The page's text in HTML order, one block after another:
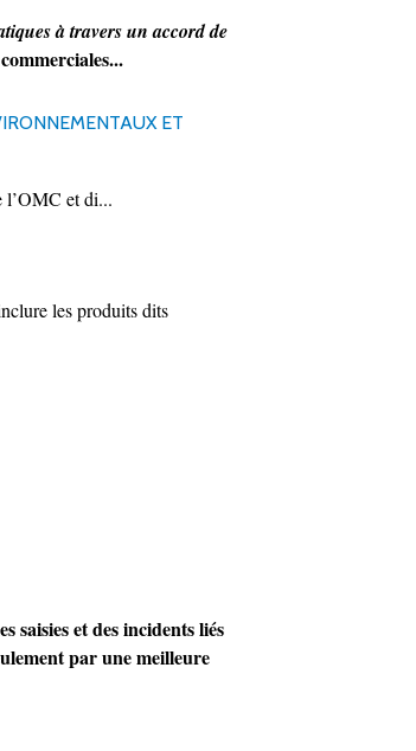
à travers un accord de
ET
l’OMC et di...
les produits dits
saisies et des incidents liés
par une meilleure